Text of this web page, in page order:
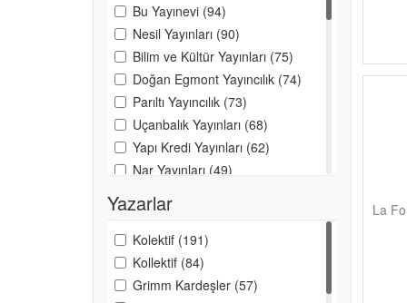
Bu Yayınevi (94)
Nesil Yayınları (90)
Bilim ve Kültür Yayınları (75)
Doğan Egmont Yayıncılık (74)
Parıltı Yayıncılık (73)
Uçanbalık Yayınları (68)
Yapı Kredi Yayınları (62)
Nar Yayınları (49)
Can Sanat Yayınları (47)
Net Yayıncılık (45)
Beyaz Balina Yayınları (44)
Damla Yayınevi (43)
Yazarlar
Kolektif (191)
Kollektif (84)
Grimm Kardeşler (57)
La